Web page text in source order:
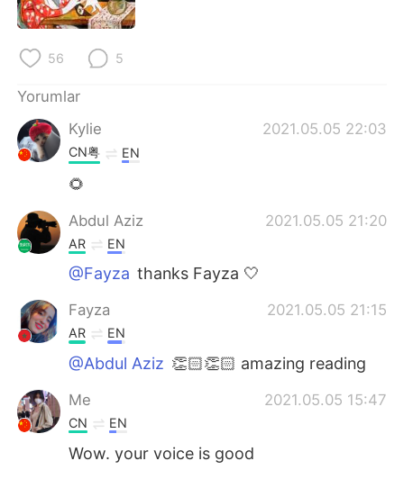
56 5
Yorumlar
Kylie
2021.05.05 22:03
CN粤 EN
🌻
Abdul Aziz 2021.05.05 21:20
AR EN
@Fayza thanks Fayza 🤍
Fayza 2021.05.05 21:15
AR EN
@Abdul Aziz 👏🏻👏🏻 amazing reading
Me 2021.05.05 15:47
CN EN
Wow. your voice is good